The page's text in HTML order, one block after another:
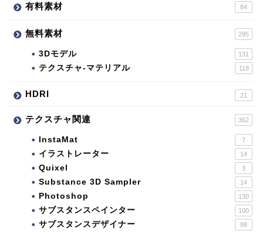
有料素材 84
無料素材 295
3Dモデル 131
テクスチャ-マテリアル 118
HDRI 21
テクスチャ関連 362
InstaMat 7
イラストレーター 14
Quixel 3
Substance 3D Sampler 14
Photoshop 130
サブスタンスペインター 100
サブスタンスデザイナー 88